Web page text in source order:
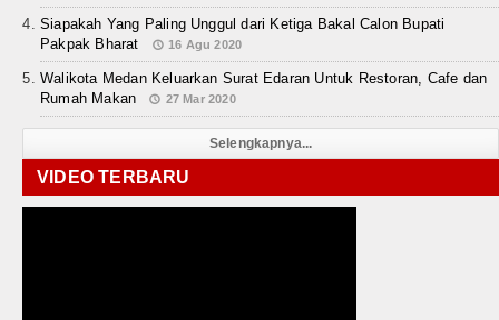
Siapakah Yang Paling Unggul dari Ketiga Bakal Calon Bupati
Pakpak Bharat
16 Agu 2020
Walikota Medan Keluarkan Surat Edaran Untuk Restoran, Cafe dan
Rumah Makan
27 Mar 2020
Selengkapnya...
VIDEO TERBARU